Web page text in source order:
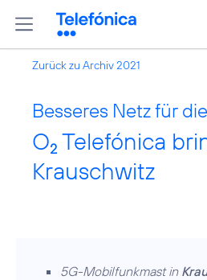
Zurück zu Archiv 2021
Besseres Netz für
O2 Telefónica
Krauschwitz
5G-Mobilfunkmast in